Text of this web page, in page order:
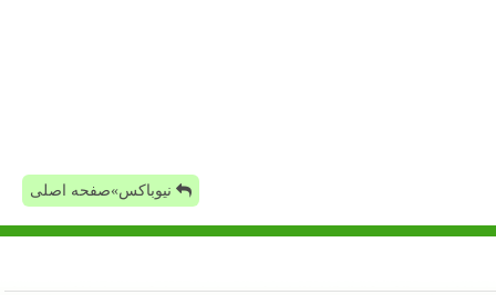
نیوباکس»صفحه اصلی